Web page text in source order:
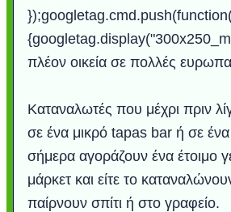
πλέον οικεία σε πολλές
Καταναλωτές που μέχρι πριν
σε ένα μικρό tapas bar ή σε ένα
σήμερα αγοράζουν ένα έτοιμο
μάρκετ και είτε το
παίρνουν σπίτι ή στο γραφείο.